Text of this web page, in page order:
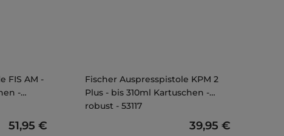
FIS AM -
-
Regulärer Preis:
51,95 €
Fischer Auspresspistole KPM 2
Plus - bis 310ml Kartuschen -
robust - 53117
Regulärer Preis:
39,95 €